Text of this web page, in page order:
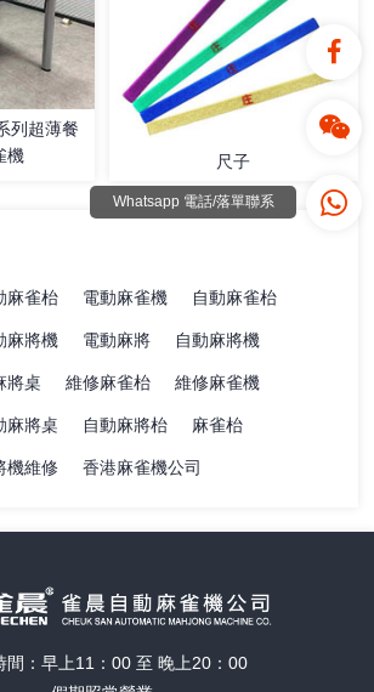
列超薄餐
機
尺子
麻雀枱 電動麻雀機 自動麻雀枱
麻將機 電動麻將 自動麻將機
將桌 維修麻雀枱 維修麻雀機
麻將桌 自動麻將枱 麻雀枱
機維修 香港麻雀機公司
間：早上11：00 至 晚上20：00
Whatsapp 電話/落單聯系